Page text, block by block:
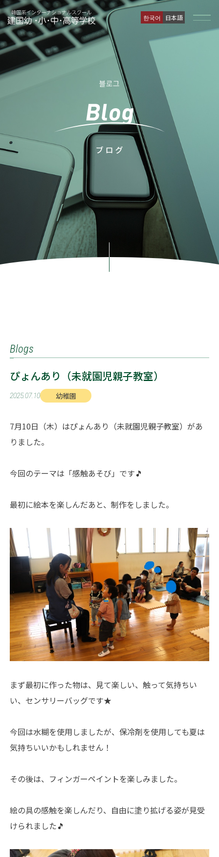
한국어 日本語
Blogs
ぴょんあり（未就園児親子教室）
2025.07.10 幼稚園
7月10日（木）はぴょんあり（未就園児親子教室）があ
りました。
今回のテーマは「感触あそび」です🎵
最初に絵本を楽しんだあと、制作をしました。
まず最初に作った物は、見て楽しい、触って気持ちい
い、センサリーバッグです★
今回は水糊を使用しましたが、保冷剤を使用しても夏は
気持ちいいかもしれません！
その後は、フィンガーペイントを楽しみました。
絵の具の感触を楽しんだり、自由に塗り拡げる姿が見受
けられました🎵